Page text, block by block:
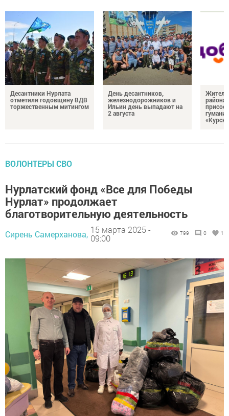
Десантники Нурлата
отметили годовщину ВДВ
торжественным митингом
День десантников,
железнодорожников и
Ильин день выпадают на
2 августа
района
ВОЛОНТЕРЫ СВО
Нурлатский фонд «Все для Победы
Нурлат» продолжает
благотворительную деятельность
Сирень Самерханова, 15 марта 2025 -
09:00
799 0 1